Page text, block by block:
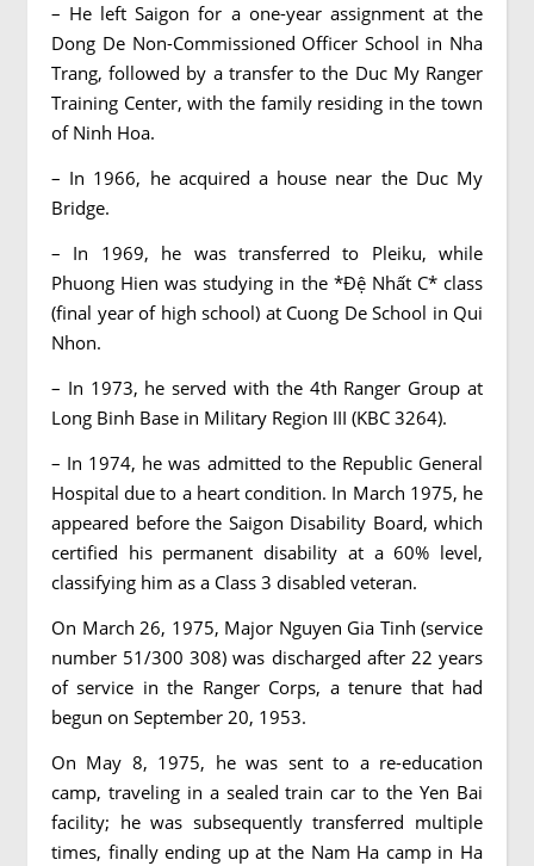
– He left Saigon for a one-year assignment at the
Dong De Non-Commissioned Officer School in Nha
Trang, followed by a transfer to the Duc My Ranger
Training Center, with the family residing in the town
of Ninh Hoa.
– In 1966, he acquired a house near the Duc My
Bridge.
– In 1969, he was transferred to Pleiku, while
Phuong Hien was studying in the *Đệ Nhất C* class
(final year of high school) at Cuong De School in Qui
Nhon.
– In 1973, he served with the 4th Ranger Group at
Long Binh Base in Military Region III (KBC 3264).
– In 1974, he was admitted to the Republic General
Hospital due to a heart condition. In March 1975, he
appeared before the Saigon Disability Board, which
certified his permanent disability at a 60% level,
classifying him as a Class 3 disabled veteran.
On March 26, 1975, Major Nguyen Gia Tinh (service
number 51/300 308) was discharged after 22 years
of service in the Ranger Corps, a tenure that had
begun on September 20, 1953.
On May 8, 1975, he was sent to a re-education
camp, traveling in a sealed train car to the Yen Bai
facility; he was subsequently transferred multiple
times, finally ending up at the Nam Ha camp in Ha